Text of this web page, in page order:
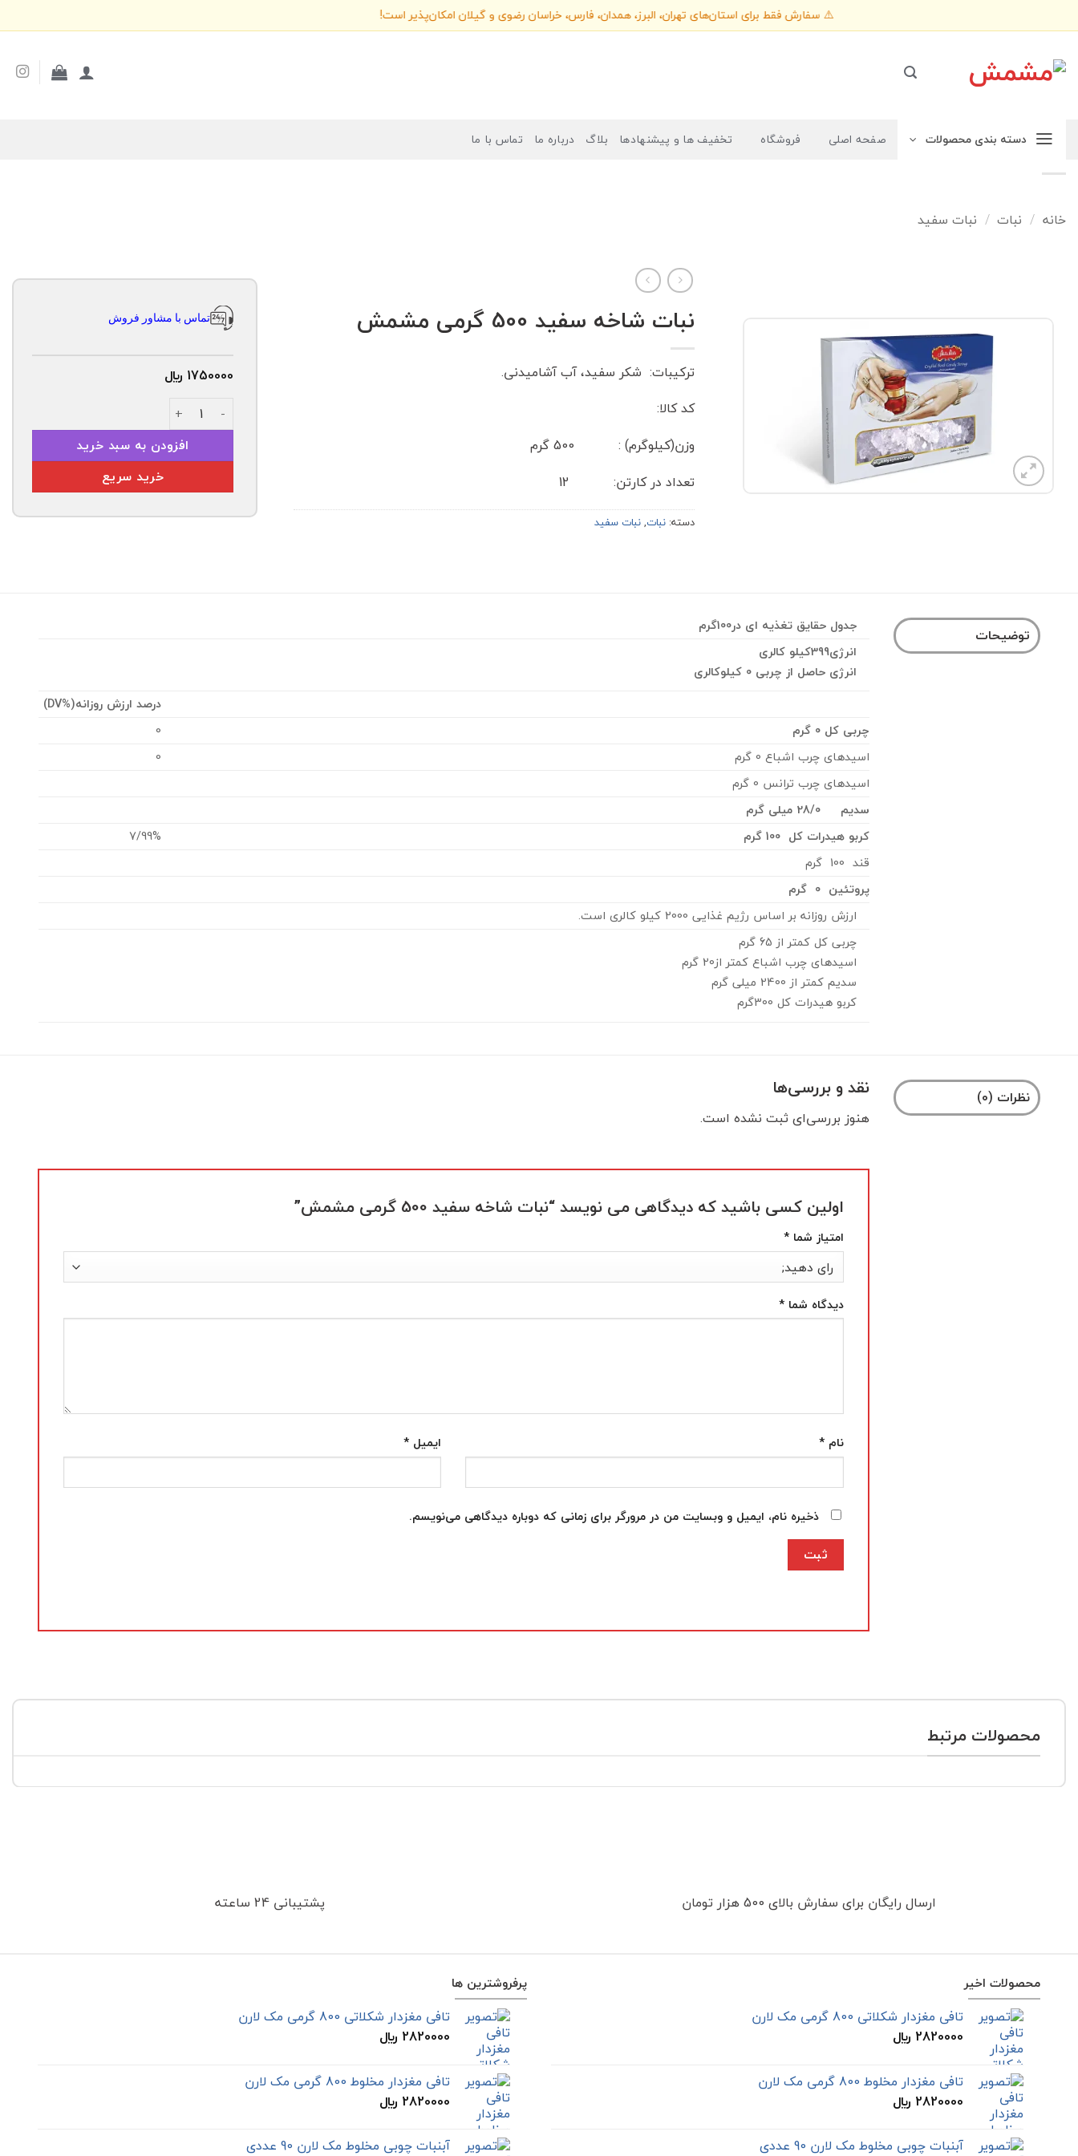
⚠️ سفارش فقط برای استان‌های تهران، البرز، همدان، فارس، خراسان رضوی و گیلان امکان‌پذیر است!
to
دسته بندی محصولات صفحه اصلی فروشگاه تخفیف ها و پیشنهادها بلاگ درباره ما تماس با ما
خانه / نبات / نبات سفید
نبات شاخه سفید 500 گرمی مشمش
ترکیبات: شکر سفید، آب آشامیدنی.
کد کالا:
وزن(کیلوگرم) : 500 گرم
تعداد در کارتن: 12
دسته: نبات,نبات سفید
تماس با مشاور فروش
1750000 ﷼
نبات شاخه سفید 500 گرمی مشمش عدد
افزودن به سبد خرید
خرید سریع
توضیحات
جدول حقایق تغذیه ای در100گرم
انرژی399کیلو کالری
انرژی حاصل از چربی 0 کیلوکالری
درصد ارزش روزانه(%DV)
چربی کل 0 گرم
0
اسیدهای چرب اشباع 0 گرم
0
اسیدهای چرب ترانس 0 گرم
سدیم 28/0 میلی گرم
کربو هیدرات کل 100 گرم
7/99%
قند 100 گرم
پروتئین 0 گرم
ارزش روزانه بر اساس رژیم غذایی 2000 کیلو کالری است.
چربی کل کمتر از 65 گرم
اسیدهای چرب اشباع کمتر از20 گرم
سدیم کمتر از 2400 میلی گرم
کربو هیدرات کل 300گرم
نظرات (0) نقد و بررسی‌ها
هنوز بررسی‌ای ثبت نشده است.
اولین کسی باشید که دیدگاهی می نویسد “نبات شاخه سفید 500 گرمی مشمش”
امتیاز شما*
دیدگاه شما*
نام* ایمیل *
ذخیره نام، ایمیل و وبسایت من در مرورگر برای زمانی که دوباره دیدگاهی می‌نویسم.
محصولات مرتبط
ارسال رایگان برای سفارش بالای 500 هزار تومان پشتیبانی 24 ساعته
محصولات اخیر
تافی مغزدار شکلاتی 800 گرمی مک لارن
2820000 ﷼
تافی مغزدار مخلوط 800 گرمی مک لارن
2820000 ﷼
آبنبات چوبی مخلوط مک لارن 90 عددی
پرفروشترین ها
تافی مغزدار شکلاتی 800 گرمی مک لارن
2820000 ﷼
تافی مغزدار مخلوط 800 گرمی مک لارن
2820000 ﷼
آبنبات چوبی مخلوط مک لارن 90 عددی